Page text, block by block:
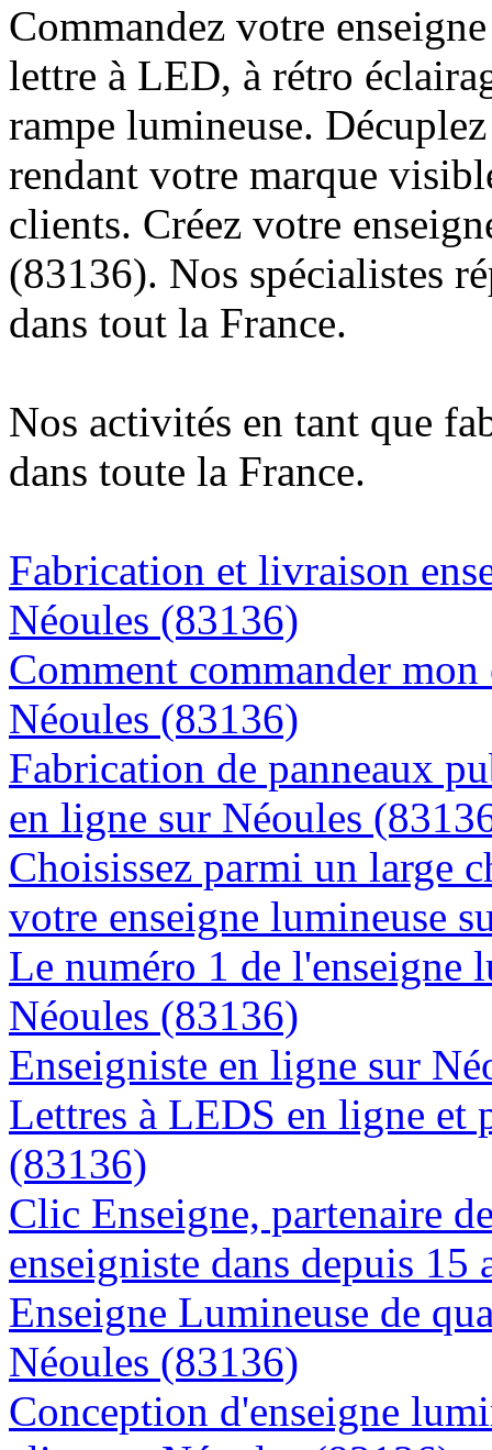
Commandez votre
lettre à LED, à rétro
rampe lumineuse.
rendant votre marque
clients. Créez votre
(83136). Nos spécialistes
dans tout la France.
Nos activités en tant que
dans toute la France.
Fabrication et livraison
Néoules (83136)
Comment commander
Néoules (83136)
Fabrication de panneaux
en ligne sur Néoules
Choisissez parmi un large
votre enseigne lumineuse
Le numéro 1 de l'enseigne
Néoules (83136)
Enseigniste en ligne sur
Lettres à LEDS en ligne et
(83136)
Clic Enseigne, partenaire
enseigniste dans depuis 15
Enseigne Lumineuse de
Néoules (83136)
Conception d'enseigne